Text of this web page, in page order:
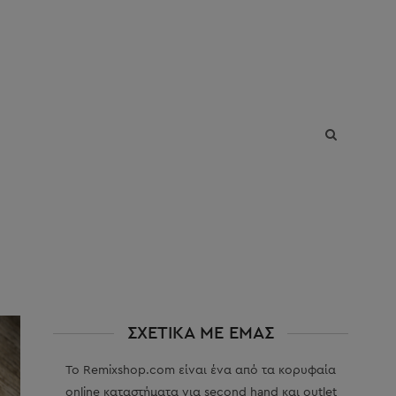
ΣΧΕΤΙΚΑ ΜΕ ΕΜΑΣ
Το Remixshop.com είναι ένα από τα κορυφαία
online καταστήματα για second hand και outlet